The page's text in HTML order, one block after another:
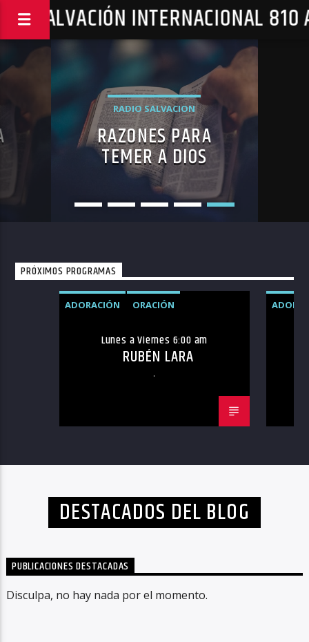
SALVACIÓN INTERNACIONAL 810
RADIO SALVACION
RAZONES PARA
TEMER A DIOS
PRÓXIMOS PROGRAMAS
ADORACIÓN ORACIÓN
Lunes a Viernes 6:00 am
RUBÉN LARA
.
DESTACADOS DEL BLOG
PUBLICACIONES DESTACADAS
Disculpa, no hay nada por el momento.